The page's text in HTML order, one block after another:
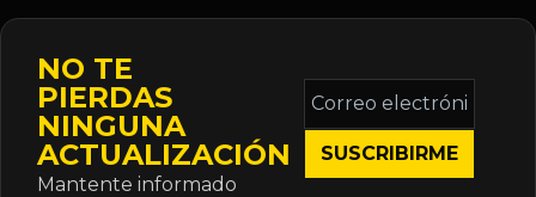
NO TE
PIERDAS
NINGUNA
ACTUALIZACIÓN
Mantente informado
Correo
electrónico
*